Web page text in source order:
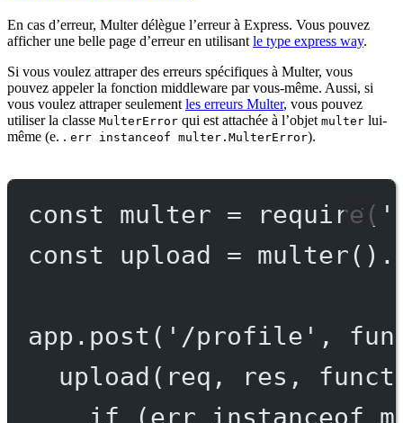
En cas d’erreur, Multer délègue l’erreur à Express. Vous pouvez
afficher une belle page d’erreur en utilisant le type express way.
Si vous voulez attraper des erreurs spécifiques à Multer, vous
pouvez appeler la fonction middleware par vous-même. Aussi, si
vous voulez attraper seulement les erreurs Multer, vous pouvez
utiliser la classe MulterError qui est attachée à l’objet multer lui-
même (e. . err instanceof multer.MulterError).
const multer = require (
const
upload = multer().
app. post ( '/profile' ,
upload (req, res,
if (err instanceof